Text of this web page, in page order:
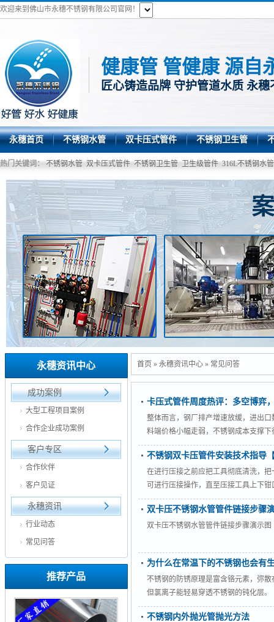
欢迎来到佛山市永穗不锈钢有限公司官网！
健康管 管健康 源自
匠心铸造品牌 守护管道水质 永穗
永穗首页 不锈钢水管 双卡压式管件 不锈钢卫生管
热门关键词： 不锈钢水管 双卡压式管件 不锈钢卫生管 卫生级管件 316L不锈钢水管
永穗资讯中心
成功案例
大型工程项目案例
合作企业成功案例
客户专区
合作伙伴
客户见证
永穗资讯
行业动态
常见问答
推荐产品
首页 »永穗资讯中心 » 常见问答
卡压式管件周度热评：多空博弈
整体而言，钢厂排产增速放缓，进出
料端价格小幅走弱，不锈钢成本支撑
布宏观利好，积极地财政政策支撑房
荡运行。
不锈钢双卡压管件安装技术指导
在进行压接之前应把工具彻底清洗，
可进行压接操作，直至压接工具上下
双卡压不锈钢水管管件链接步骤
双卡压不锈钢水管管件链接步骤演示图
为什么在常温下的不锈钢也会有
不锈钢的防锈原理是富含铬元素，弥
但氯离子能轻易穿透不锈钢的钝化
朋友引用的资料中解释得比较清楚。
不锈钢内外抛光管抛光方法